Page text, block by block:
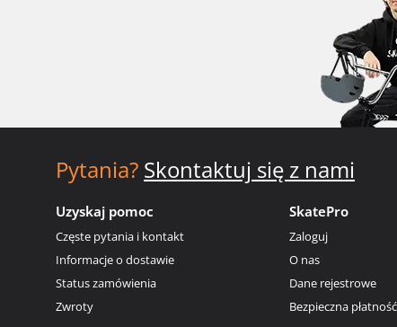
Pytania? Skontaktuj się z nami
Uzyskaj pomoc
Częste pytania i kontakt
Informacje o dostawie
Status zamówienia
Zwroty
SkatePro
Zaloguj
O nas
Dane rejestrowe
Bezpieczna płatność